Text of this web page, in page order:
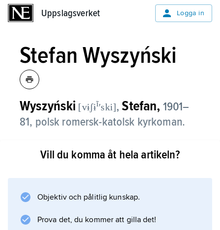
Uppslagsverket Logga in
Stefan Wyszyński
Wyszyński [vɨʃɨĩʹski],Stefan, 1901–
81, polsk romersk-katolsk kyrkoman.
grundade W. 1935 ett kristet
han ärkebiskop och Polens primas. År 1952
därefter placerades han i husarrest efter
Vill du komma åt hela artikeln?
Objektiv och pålitlig kunskap.
Prova det, du kommer att gilla det!